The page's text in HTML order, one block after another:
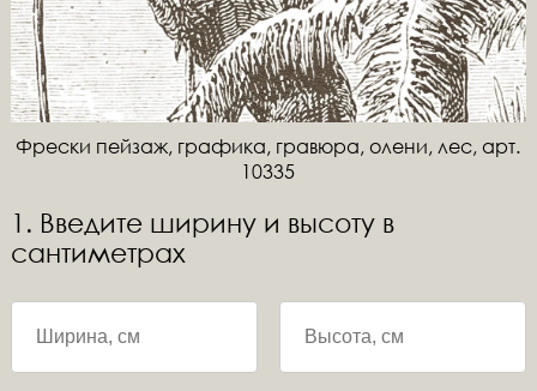
Фрески пейзаж, графика, гравюра, олени, лес, арт.
10335
1. Введите ширину и высоту в
сантиметрах